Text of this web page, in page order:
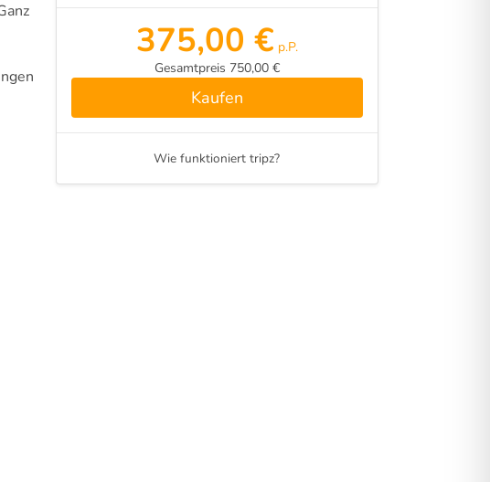
375,00 € p.P.
Gesamtpreis 750,00 €
Kaufen
Wie funktioniert tripz?